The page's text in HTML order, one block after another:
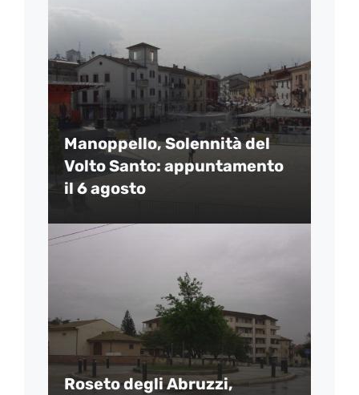
Manoppello, Solennità del
Volto Santo: appuntamento
il 6 agosto
Roseto degli Abruzzi,